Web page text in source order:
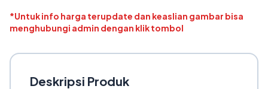
*Untuk info harga terupdate dan keaslian gambar bisa
menghubungi admin dengan klik tombol
Deskripsi Produk